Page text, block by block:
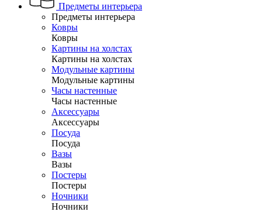
Предметы интерьера
Предметы интерьера
Ковры
Ковры
Картины на холстах
Картины на холстах
Модульные картины
Модульные картины
Часы настенные
Часы настенные
Аксессуары
Аксессуары
Посуда
Посуда
Вазы
Вазы
Постеры
Постеры
Ночники
Ночники